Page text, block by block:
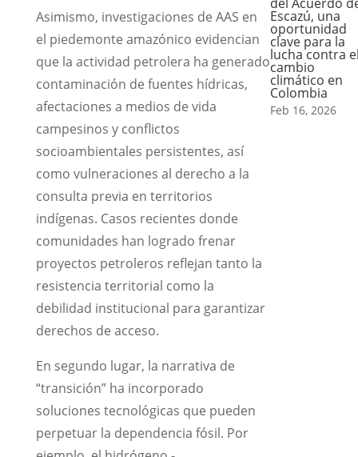
Asimismo, investigaciones de AAS en
el piedemonte amazónico evidencian
que la actividad petrolera ha generado
contaminación de fuentes hídricas,
afectaciones a medios de vida
campesinos y conflictos
socioambientales persistentes, así
como vulneraciones al derecho a la
consulta previa en territorios
indígenas. Casos recientes donde
comunidades han logrado frenar
proyectos petroleros reflejan tanto la
resistencia territorial como la
debilidad institucional para garantizar
derechos de acceso.
En segundo lugar, la narrativa de
“transición” ha incorporado
soluciones tecnológicas que pueden
perpetuar la dependencia fósil. Por
Escazú, una
oportunidad
clave para la
lucha contra
cambio
climático en
Colombia
Feb 16, 2026